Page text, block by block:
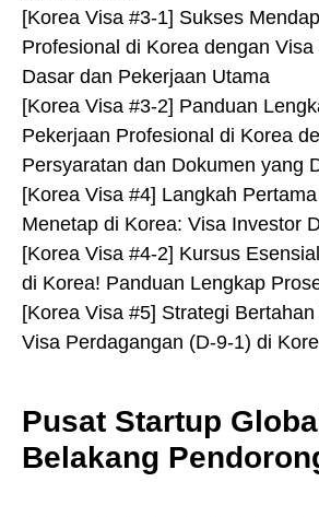
[Korea Visa #3-1] Sukses
Profesional di Korea dengan
Dasar dan Pekerjaan Utama
[Korea Visa #3-2] Panduan
Pekerjaan Profesional di Korea
Persyaratan dan Dokumen yang
[Korea Visa #4] Langkah
Menetap di Korea: Visa Investor
[Korea Visa #4-2] Kursus
di Korea! Panduan Lengkap
[Korea Visa #5] Strategi
Visa Perdagangan (D-9-1) di
Pusat Startup
Belakang